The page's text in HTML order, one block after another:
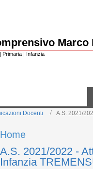
Marco
Primaria | Infanzia
Docenti A.S. 2021/
Home
A.S. 2021/2022 -
Infanzia